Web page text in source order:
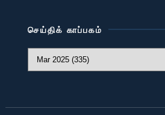
செய்திக் காப்பகம்